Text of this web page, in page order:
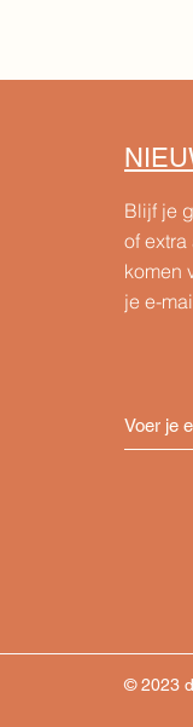
Blijf je
of
komen
je e-
© 2023